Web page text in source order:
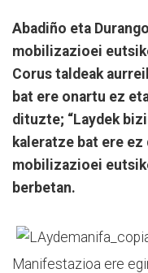
Abadiño eta
mobilizazioei
Corus taldeak
bat ere onartu ez
dituzte; “Laydek
kaleratze bat ere ez
mobilizazioei
berbetan.
Manifestazioa ere